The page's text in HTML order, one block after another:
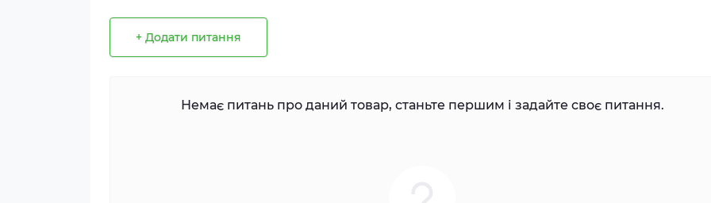
+ Додати питання
Немає питань про даний товар, станьте першим і задайте своє питання.